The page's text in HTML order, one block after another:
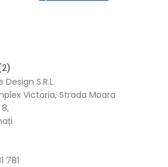
S.R.L.
Victoria, Strada Moara
781